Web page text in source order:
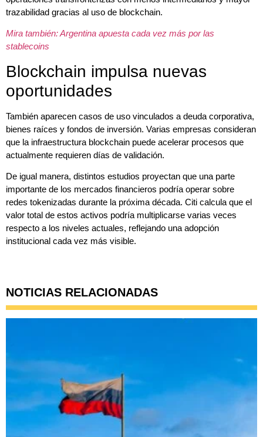
trazabilidad gracias al uso de blockchain.
Mira también: Argentina apuesta cada vez más por las
stablecoins
Blockchain impulsa nuevas
oportunidades
También aparecen casos de uso vinculados a deuda corporativa,
bienes raíces y fondos de inversión. Varias empresas consideran
que la infraestructura blockchain puede acelerar procesos que
actualmente requieren días de validación.
De igual manera, distintos estudios proyectan que una parte
importante de los mercados financieros podría operar sobre
redes tokenizadas durante la próxima década. Citi calcula que el
valor total de estos activos podría multiplicarse varias veces
respecto a los niveles actuales, reflejando una adopción
institucional cada vez más visible.
NOTICIAS RELACIONADAS